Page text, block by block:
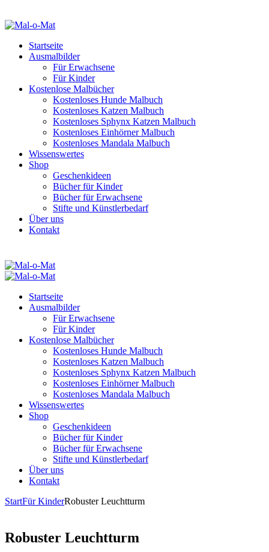
Startseite
Ausmalbilder
Für Erwachsene
Für Kinder
Kostenlose Malbücher
Kostenloses Hunde Malbuch
Kostenloses Katzen Malbuch
Kostenloses Sphynx Katzen Malbuch
Kostenloses Einhörner Malbuch
Kostenloses Mandala Malbuch
Wissenswertes
Shop
Geschenkideen
Bücher für Kinder
Bücher für Erwachsene
Stifte und Künstlerbedarf
Über uns
Kontakt
Startseite
Ausmalbilder
Für Erwachsene
Für Kinder
Kostenlose Malbücher
Kostenloses Hunde Malbuch
Kostenloses Katzen Malbuch
Kostenloses Sphynx Katzen Malbuch
Kostenloses Einhörner Malbuch
Kostenloses Mandala Malbuch
Wissenswertes
Shop
Geschenkideen
Bücher für Kinder
Bücher für Erwachsene
Stifte und Künstlerbedarf
Über uns
Kontakt
StartFür KinderRobuster Leuchtturm
Robuster Leuchtturm